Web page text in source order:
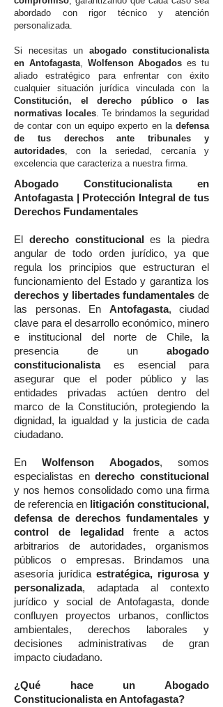
abordado con rigor técnico y atención
personalizada.
Si necesitas un abogado constitucionalista
en Antofagasta, Wolfenson Abogados es tu
aliado estratégico para enfrentar con éxito
cualquier situación jurídica vinculada con la
Constitución, el derecho público o las
normativas locales. Te brindamos la seguridad
de contar con un equipo experto en la defensa
de tus derechos ante tribunales y
autoridades, con la seriedad, cercanía y
excelencia que caracteriza a nuestra firma.
Abogado Constitucionalista en
Antofagasta | Protección Integral de tus
Derechos Fundamentales
El derecho constitucional
es la piedra
angular de todo orden jurídico, ya que
regula los principios que estructuran el
funcionamiento del Estado y garantiza los
derechos y libertades fundamentales de
las personas. En Antofagasta, ciudad
clave para el desarrollo económico, minero
e institucional del norte de Chile, la
presencia de un abogado
constitucionalistaes esencial para
asegurar que el poder público y las
entidades privadas actúen dentro del
marco de la Constitución, protegiendo la
dignidad, la igualdad y la justicia de cada
ciudadano.
EnWolfenson Abogados, somos
especialistas enderecho constitucional
y nos hemos consolidado como una firma
de referencia en litigación constitucional,
defensa de derechos fundamentales y
control de legalidad
frente a actos
arbitrarios de autoridades, organismos
públicos o empresas. Brindamos una
asesoría jurídica estratégica, rigurosa y
personalizada, adaptada al contexto
jurídico y social de Antofagasta, donde
confluyen proyectos urbanos, conflictos
ambientales, derechos laborales y
decisiones administrativas de gran
impacto ciudadano.
¿Qué hace un Abogado
Constitucionalista en Antofagasta?